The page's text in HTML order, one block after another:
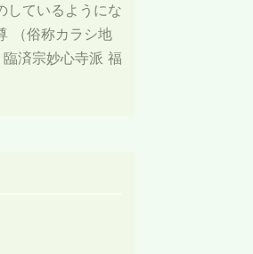
しているようにな
（俗称カラシ地
済宗妙心寺派 福